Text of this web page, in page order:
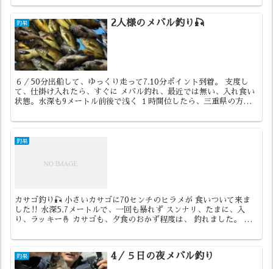
釣果 2人様のメバル釣り🎣
６／50分出船して、ゆっくり走って7.10分ポイント到着。 支度し
て、仕掛け入れたら、すぐに メバル釣れ、最近では無い、入れ食い
状態。水深も9メートル前後で浅く １時間位したら、三重県の方が
釣果
カサゴ釣り🎣 小さいカサゴに70センチのヒラメが 食いついて来ま
した‼️ 水深5.7メートルで、一回も暴れず スンナリ、たまに、入
り、ラッキー🤞 カサゴも、夕食のおかず程度は、 釣れました。 今
釣果 4／５日の夜メバル釣り